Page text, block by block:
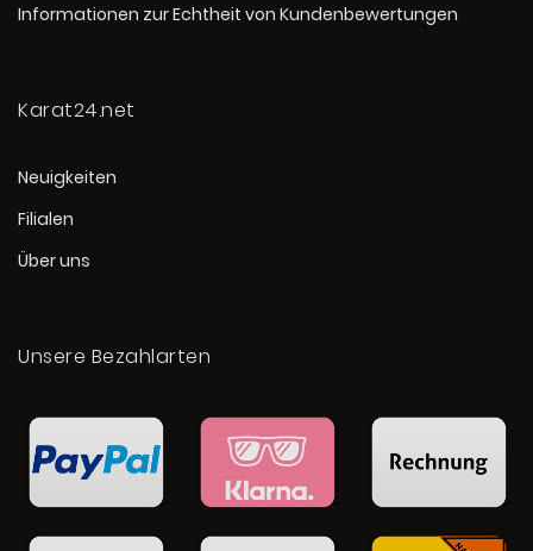
Informationen zur Echtheit von Kundenbewertungen
Karat24.net
Neuigkeiten
Filialen
Über uns
Unsere Bezahlarten